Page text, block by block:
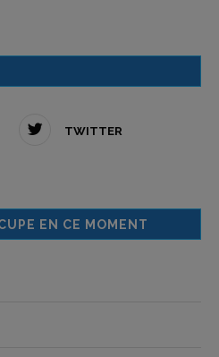
TWITTER
EN CE MOMENT